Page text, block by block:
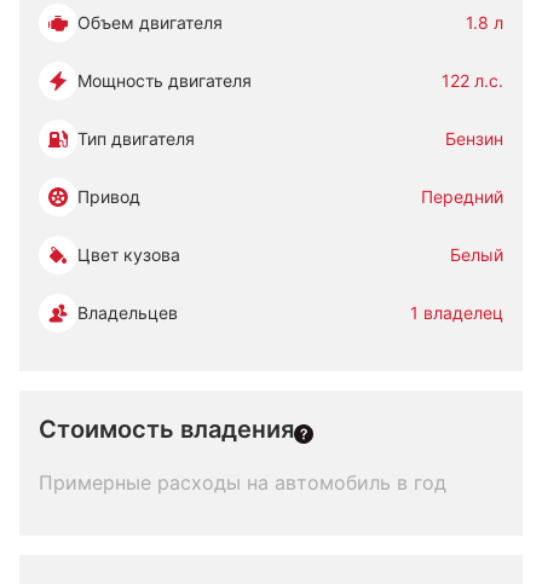
Объем двигателя 1.8 л
Мощность двигателя 122 л.с.
Тип двигателя Бензин
Привод Передний
Цвет кузова Белый
Владельцев 1 владелец
Стоимость владения
Примерные расходы на автомобиль в год